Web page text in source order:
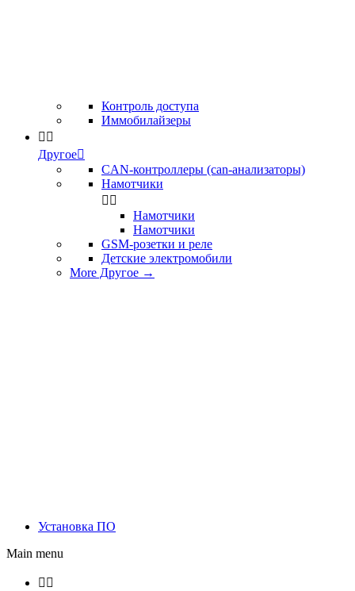
Контроль доступа
Иммобилайзеры
 
Другое
CAN-контроллеры (can-анализаторы)
Намотчики
 
Намотчики
Намотчики
GSM-розетки и реле
Детские электромобили
More Другое →
Установка ПО
Main menu
 